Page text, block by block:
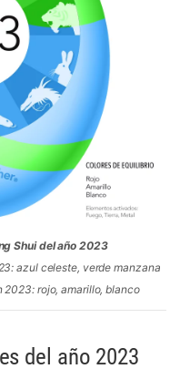
Shui del año 2023
azul celeste, verde manzana
2023: rojo, amarillo, blanco
del año 2023